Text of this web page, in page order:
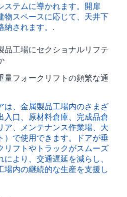
ステムに導かれます。開扉
物スペースに応じて、天井下
納されます。.
品工場にセクショナルリフテ
量フォークリフトの頻繁な通
は、金属製品工場内のさまざ
入口、原材料倉庫、完成品倉
ア、メンテナンス作業場、大
）で使用できます。ドアが垂
リフトやトラックがスムーズ
より、交通遅延を減らし、
場内の継続的な生産を支援し